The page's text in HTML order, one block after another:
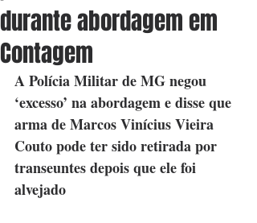
durante abordagem em
Contagem
A Polícia Militar de MG negou
‘excesso’ na abordagem e disse que
arma de Marcos Vinícius Vieira
Couto pode ter sido retirada por
transeuntes depois que ele foi
alvejado